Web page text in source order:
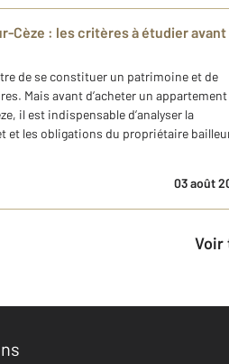
Cèze : les critères à étudier avant
de se constituer un patrimoine et de
Mais avant d’acheter un
il est indispensable d’analyser la
et les obligations du propriétaire
03 août